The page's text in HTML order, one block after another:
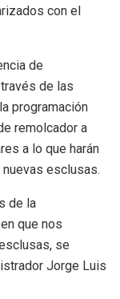
con el
de
de las
programación
remolcador a
a lo que harán
esclusas.
de la
que nos
se
Jorge Luis